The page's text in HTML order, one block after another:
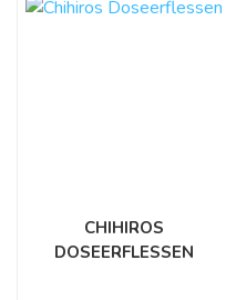
CHIHIROS
DOSEERFLESSEN